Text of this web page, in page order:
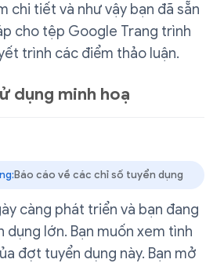
chi tiết và như vậy bạn đã sẵn
cho tệp Google Trang trình
trình các điểm thảo luận.
dụng minh hoạ
Báo cáo về các chỉ số tuyển dụng
càng phát triển và bạn đang
lớn. Bạn muốn xem tình
đợt tuyển dụng này. Bạn mở